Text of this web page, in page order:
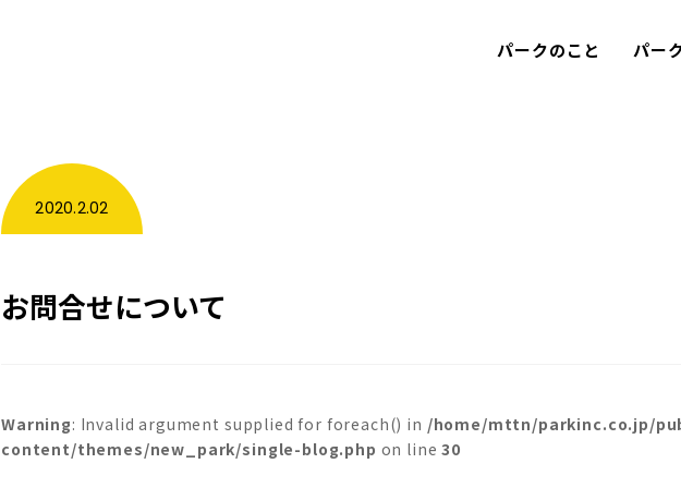
パークのこと パー
2020.2.02
お問合せについて
Warning: Invalid argument supplied for foreach() in /home/mttn/parkinc.co.jp/
content/themes/new_park/single-blog.php on line30